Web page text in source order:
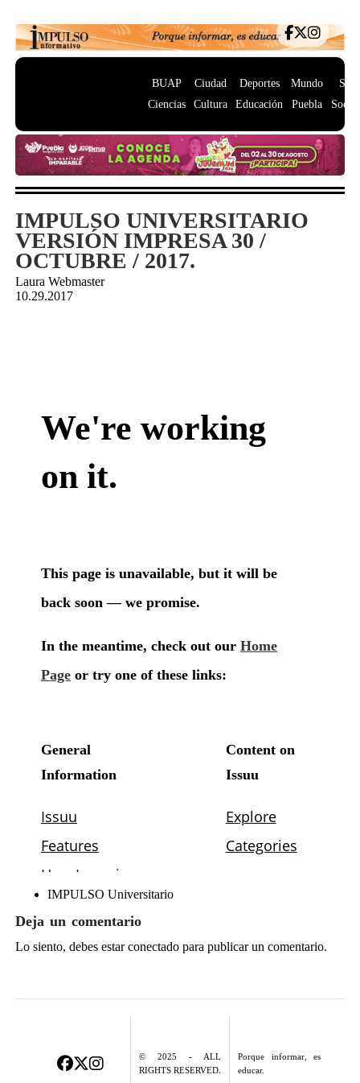
BUAP
Ciencias
Ciudad
Cultura
Deportes
Educación
Mundo
Puebla
IMPULSO UNIVERSITARIO
VERSIÓN IMPRESA 30 /
OCTUBRE / 2017.
Laura Webmaster
10.29.2017
IMPULSO Universitario
Deja un comentario
Lo siento, debes estarconectadopara publicar un comentario.
© 2025 - ALL
RIGHTS RESERVED.
Porque informar, es
educar.